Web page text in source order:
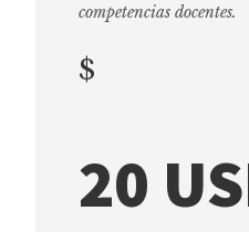
competencias docentes.
$
20